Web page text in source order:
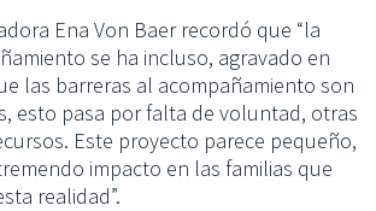
Ena Von Baer recordó que “la
se ha incluso, agravado en
las barreras al acompañamiento son
esto pasa por falta de voluntad, otras
Este proyecto parece pequeño,
impacto en las familias que
realidad”.